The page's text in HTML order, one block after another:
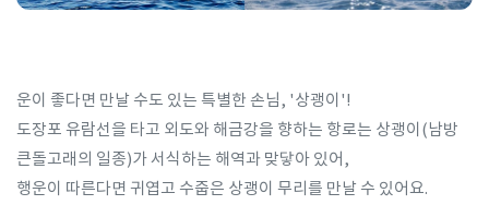
운이 좋다면 만날 수도 있는 특별한 손님, '상괭이'!
도장포 유람선을 타고 외도와 해금강을 향하는 항로는 상괭이(남방
큰돌고래의 일종)가 서식하는 해역과 맞닿아 있어,
행운이 따른다면 귀엽고 수줍은 상괭이 무리를 만날 수 있어요.